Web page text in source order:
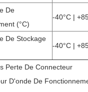
De
(°C)
-40°C |
De Stockage
-40°C |
Perte De Connecteur
D'onde De